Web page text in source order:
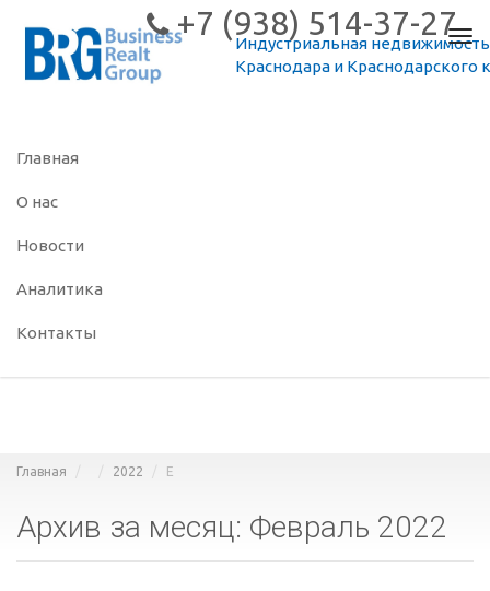
Индустриальная недвижимость
Краснодара и Краснодарского
Главная
О нас
Новости
Аналитика
Контакты
+7 (938) 514-37-27
Главная 2022 Е
Архив за месяц: Февраль 2022